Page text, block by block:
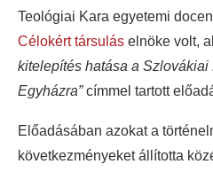
Teológiai Kara egyetemi
Célokért társulás elnöke volt,
kitelepítés hatása a
Egyházra”címmel tartott
Előadásában azokat a
következményeket állította